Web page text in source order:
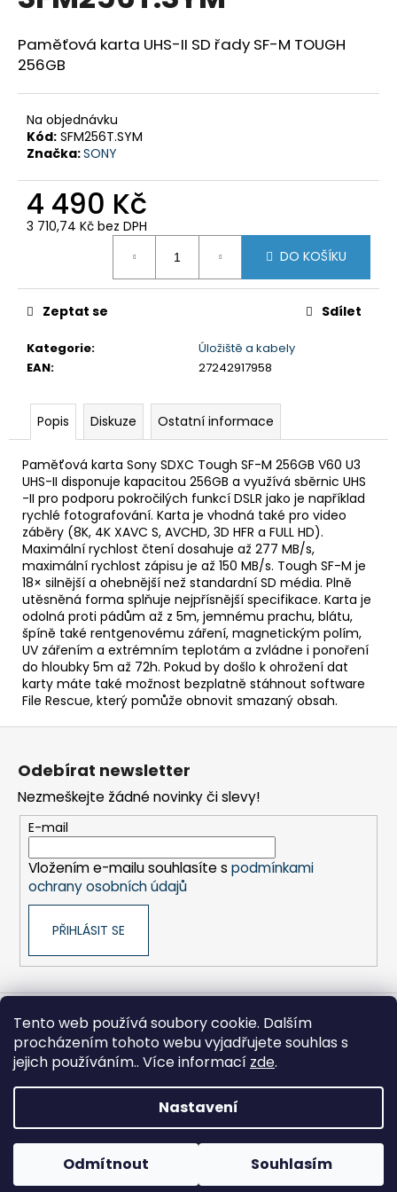
Tento web používá soubory cookie. Dalším
procházením tohoto webu vyjadřujete souhlas s
jejich používáním.. Více informací zde.
Nastavení
Odmítnout Souhlasím
z
5
hvězdiček.
Paměťová karta UHS-II SD řady SF-M TOUGH
256GB
Na objednávku
Kód: SFM256T.SYM
Značka:SONY
4 490 Kč
3 710,74 Kč bez DPH
DO KOŠÍKU
Kategorie:
Úložiště a kabely
EAN: 27242917958
Zeptat se Sdílet
Popis Diskuze Ostatní informace
Paměťová karta Sony SDXC Tough SF-M 256GB V60 U3
UHS-II disponuje kapacitou 256GB a využívá sběrnic UHS
-II pro podporu pokročilých funkcí DSLR jako je například
rychlé fotografování. Karta je vhodná také pro video
záběry (8K, 4K XAVC S, AVCHD, 3D HFR a FULL HD).
Maximální rychlost čtení dosahuje až 277 MB/s,
maximální rychlost zápisu je až 150 MB/s. Tough SF-M je
18× silnější a ohebnější než standardní SD média. Plně
utěsněná forma splňuje nejpřísnější specifikace. Karta je
odolná proti pádům až z 5m, jemnému prachu, blátu,
špíně také rentgenovému záření, magnetickým polím,
UV zářením a extrémním teplotám a zvládne i ponoření
do hloubky 5m až 72h. Pokud by došlo k ohrožení dat
karty máte také možnost bezplatně stáhnout software
File Rescue, který pomůže obnovit smazaný obsah.
j
í
t
?
D
o
p
o
j
e
m
e
BRAVIA
3
II
(K75XR35M2PB.CEI)
34
999
Kč
Z
Odebírat newsletter
Nezmeškejte žádné novinky či slevy!
E-mail
Vložením e-mailu souhlasíte s podmínkami
ochrany osobních údajů
PŘIHLÁSIT SE
Sony pro Firmy Hikoki-nářadí Kontakty
Zpracování osobních údajů Obchodní podmínky
Moje objednávka
Copyright 2026Benefity pro firmy. Všechna práva